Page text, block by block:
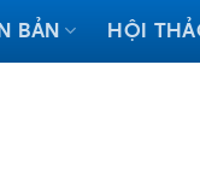
BẢN HỘI